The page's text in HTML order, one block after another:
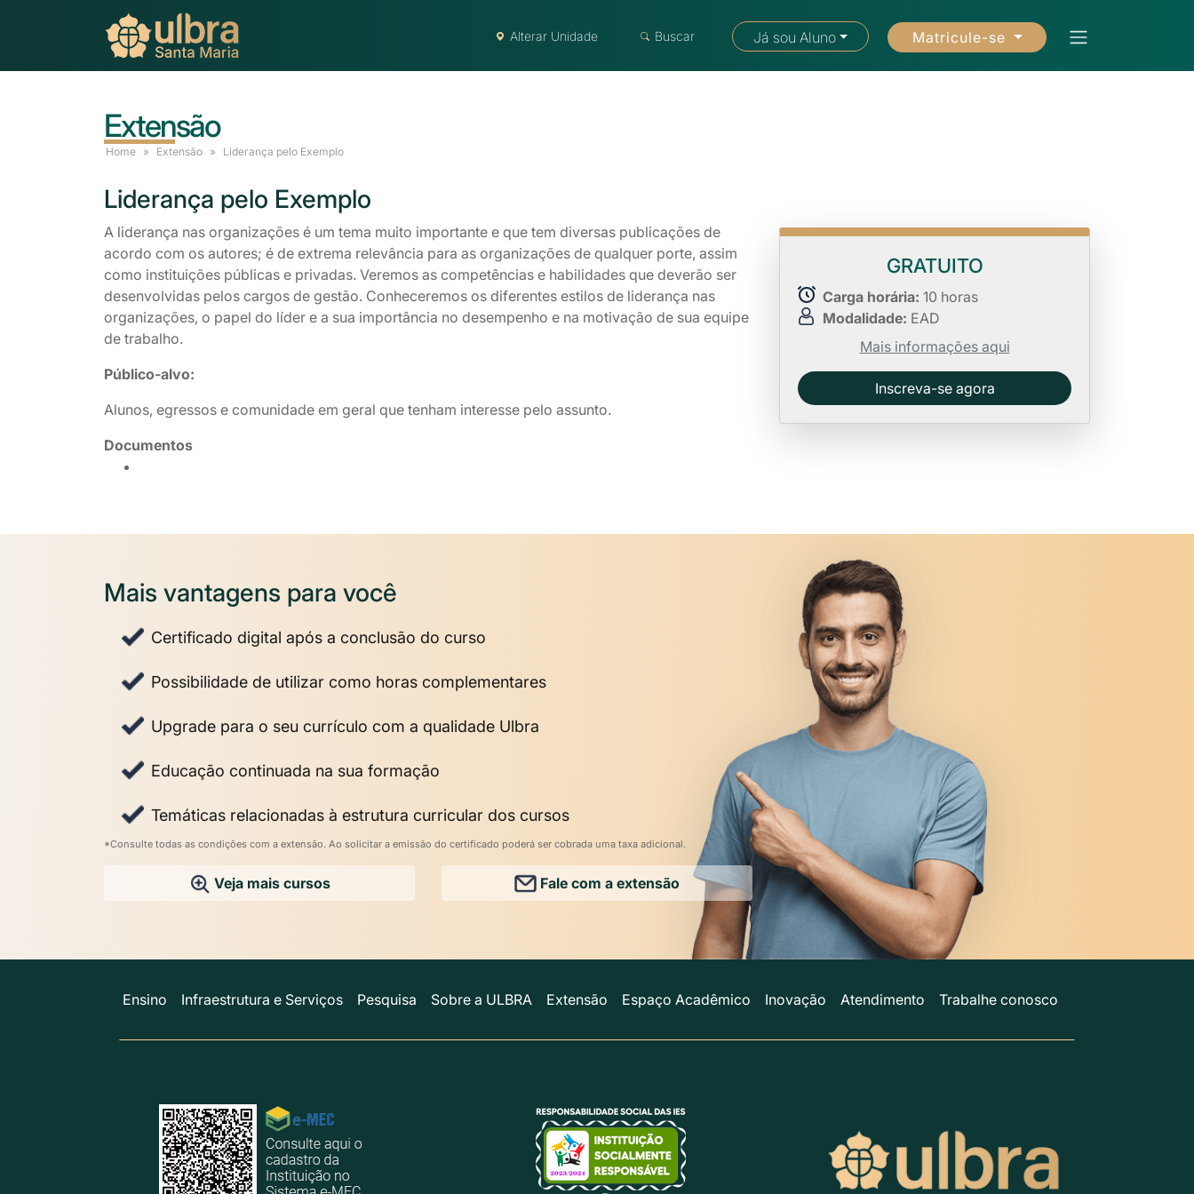
Alterar Unidade Buscar Já sou Aluno Matricule-se
Extensão
Home Extensão Liderança pelo Exemplo
Liderança pelo Exemplo
A liderança nas organizações é um tema muito importante e que tem diversas publicações de
acordo com os autores; é de extrema relevância para as organizações de qualquer porte, assim
como instituições públicas e privadas. Veremos as competências e habilidades que deverão ser
desenvolvidas pelos cargos de gestão. Conheceremos os diferentes estilos de liderança nas
organizações, o papel do líder e a sua importância no desempenho e na motivação de sua equipe
de trabalho.
Público-alvo:
Alunos, egressos e comunidade em geral que tenham interesse pelo assunto.
Documentos
GRATUITO
Carga horária: 10 horas
Modalidade: EAD
Mais informações aqui
Inscreva-se agora
Mais vantagens para você
Certificado digital após a conclusão do curso
Possibilidade de utilizar como horas complementares
Upgrade para o seu currículo com a qualidade Ulbra
Educação continuada na sua formação
Temáticas relacionadas à estrutura curricular dos cursos
*Consulte todas as condições com a extensão. Ao solicitar a emissão do certificado poderá ser cobrada uma taxa adicional.
Veja mais cursos Fale com a extensão
Ensino Infraestrutura e Serviços Pesquisa Sobre a ULBRA Extensão Espaço Acadêmico Inovação Atendimento Trabalhe conosco